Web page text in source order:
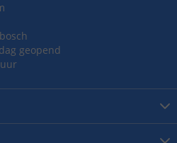
geopend